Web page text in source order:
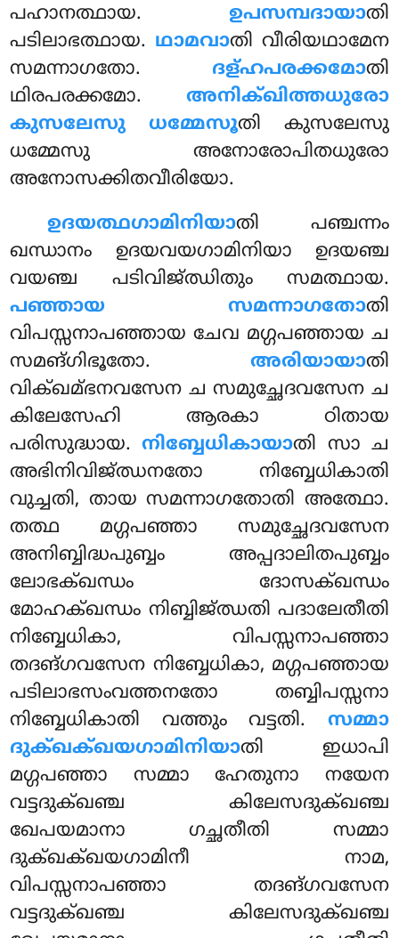
പഹാനത്ഥായ. ഉപസമ്പദായാതി
പടിലാഭത്ഥായ. ഥാമവാതി വീരിയഥാമേന
സമന്നാഗതോ. ദള്ഹപരക്കമോതി
ഥിരപരക്കമോ. അനിക്ഖിത്തധുരോ
കുസലേസു ധമ്മേസൂതി കുസലേസു
ധമ്മേസു അനോരോപിതധുരോ
അനോസക്കിതവീരിയോ.
ഉദയത്ഥഗാമിനിയാതി പഞ്ചന്നം
ഖന്ധാനം ഉദയവയഗാമിനിയാ ഉദയഞ്ച
വയഞ്ച പടിവിജ്ഝിതും സമത്ഥായ.
പഞ്ഞായ
സമന്നാഗതോതി
വിപസ്സനാപഞ്ഞായ ചേവ മഗ്ഗപഞ്ഞായ ച
സമങ്ഗിഭൂതോ. അരിയായാതി
വിക്ഖമ്ഭനവസേന ച സമുച്ഛേദവസേന ച
കിലേസേഹി ആരകാ ഠിതായ
പരിസുദ്ധായ.നിബ്ബേധികായാതി സാ ച
അഭിനിവിജ്ഝനതോ നിബ്ബേധികാതി
വുച്ചതി, തായ സമന്നാഗതോതി അത്ഥോ.
തത്ഥ മഗ്ഗപഞ്ഞാ സമുച്ഛേദവസേന
അനിബ്ബിദ്ധപുബ്ബം അപ്പദാലിതപുബ്ബം
ലോഭക്ഖന്ധം ദോസക്ഖന്ധം
മോഹക്ഖന്ധം നിബ്ബിജ്ഝതി പദാലേതീതി
നിബ്ബേധികാ, വിപസ്സനാപഞ്ഞാ
തദങ്ഗവസേന നിബ്ബേധികാ, മഗ്ഗപഞ്ഞായ
പടിലാഭസംവത്തനതോ തബ്ബിപസ്സനാ
നിബ്ബേധികാതി വത്തും വട്ടതി. സമ്മാ
ദുക്ഖക്ഖയഗാമിനിയാതി ഇധാപി
മഗ്ഗപഞ്ഞാ സമ്മാ ഹേതുനാ നയേന
വട്ടദുക്ഖഞ്ച കിലേസദുക്ഖഞ്ച
ഖേപയമാനാ ഗച്ഛതീതി സമ്മാ
ദുക്ഖക്ഖയഗാമിനീ നാമ,
വിപസ്സനാപഞ്ഞാ തദങ്ഗവസേന
വട്ടദുക്ഖഞ്ച കിലേസദുക്ഖഞ്ച